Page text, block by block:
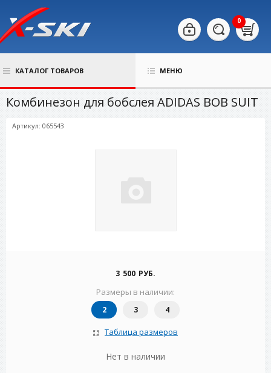
0
КАТАЛОГ ТОВАРОВ МЕНЮ
Комбинезон для бобслея ADIDAS BOB SUIT
Артикул: 065543
3 500 РУБ.
Размеры в наличии:
2 3 4
Таблица размеров
Нет в наличии